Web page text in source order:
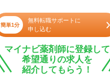
簡単1分
無料転職サポートに
申し込む
マイナビ薬剤師に登録して
希望通りの求人を
紹介してもらう！